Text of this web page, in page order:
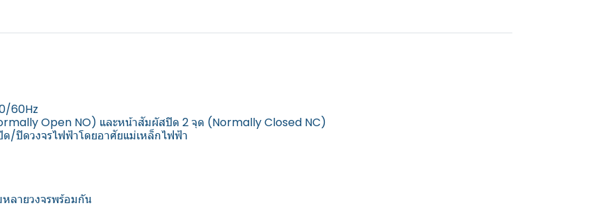
60Hz
Open NO) และหน้าสัมผัสปิด 2 จุด (Normally Closed NC)
/ปิดวงจรไฟฟ้าโดยอาศัยแม่เหล็กไฟฟ้า
ลายวงจรพร้อมกัน